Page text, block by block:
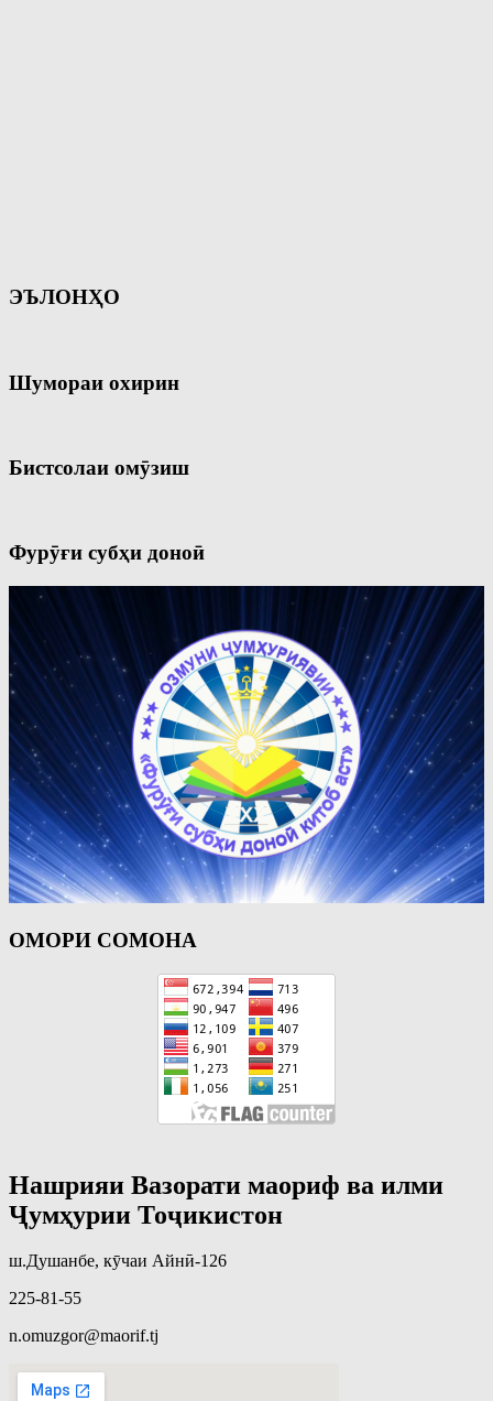
ЭЪЛОНҲО
Шумораи охирин
Бистсолаи омӯзиш
Фурӯғи субҳи доноӣ
ОМОРИ СОМОНА
Нашрияи Вазорати маориф ва илми
Ҷумҳурии Тоҷикистон
ш.Душанбе, кӯчаи Айнӣ-126
225-81-55
n.omuzgor@maorif.tj